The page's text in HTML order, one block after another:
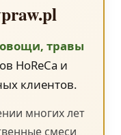
травы
HoReCa и
клиентов.
многих лет
смеси